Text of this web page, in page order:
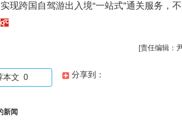
现跨国自驾游出入境“一站式”通关服务，不
[责任编辑：
分享到：
本文 0
新闻